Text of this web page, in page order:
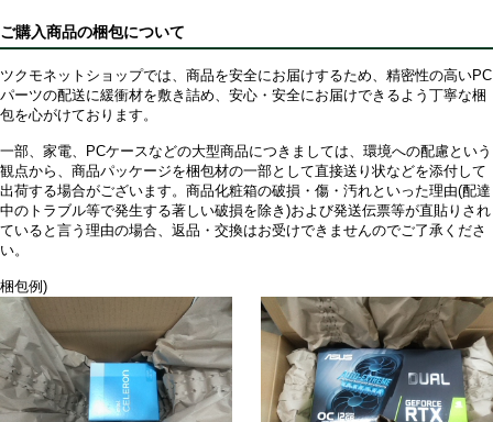
ご購入商品の梱包について
ツクモネットショップでは、商品を安全にお届けするため、精密性の高いPC
パーツの配送に緩衝材を敷き詰め、安心・安全にお届けできるよう丁寧な梱
包を心がけております。
一部、家電、PCケースなどの大型商品につきましては、環境への配慮という
観点から、商品パッケージを梱包材の一部として直接送り状などを添付して
出荷する場合がございます。商品化粧箱の破損・傷・汚れといった理由(配達
中のトラブル等で発生する著しい破損を除き)および発送伝票等が直貼りされ
ていると言う理由の場合、返品・交換はお受けできませんのでご了承くださ
い。
梱包例)